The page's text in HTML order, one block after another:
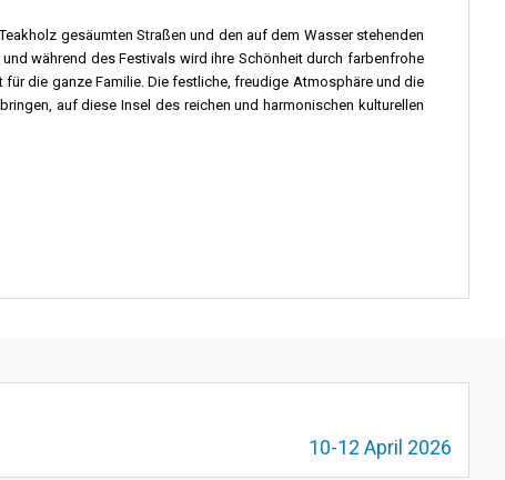
gesäumten Straßen und den auf dem Wasser stehenden
während des Festivals wird ihre Schönheit durch farbenfrohe
die ganze Familie. Die festliche, freudige Atmosphäre und die
auf diese Insel des reichen und harmonischen kulturellen
10-12 April 2026